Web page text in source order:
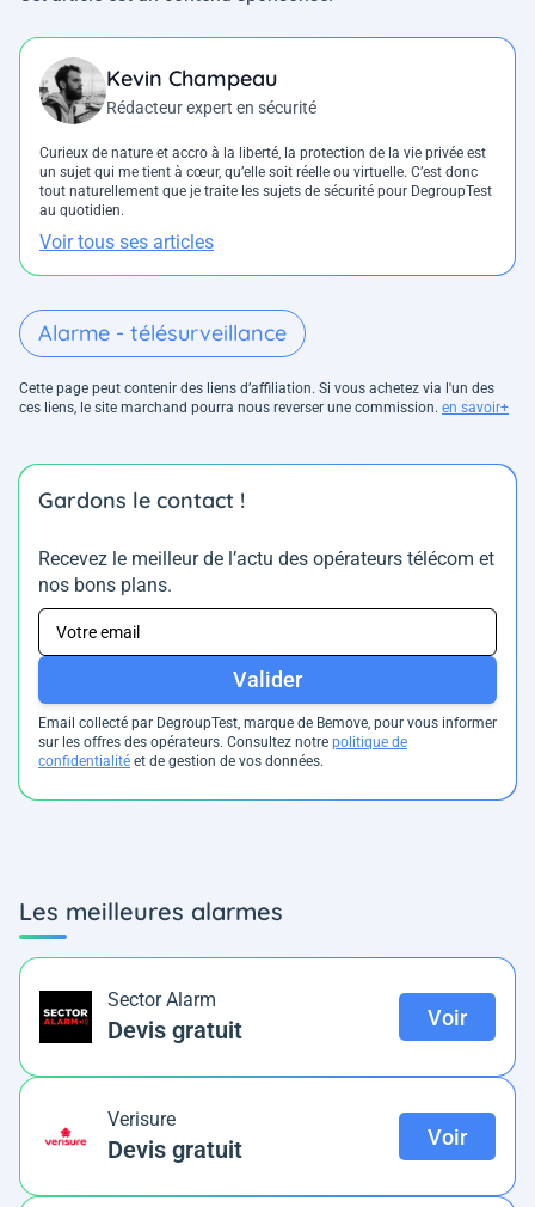
Kevin Champeau
Rédacteur expert en sécurité
Curieux de nature et accro à la liberté, la protection de la vie privée est
un sujet qui me tient à cœur, qu’elle soit réelle ou virtuelle. C’est donc
tout naturellement que je traite les sujets de sécurité pour DegroupTest
au quotidien.
Voir tous ses articles
Alarme - télésurveillance
Cette page peut contenir des liens d’affiliation. Si vous achetez via l'un des
ces liens, le site marchand pourra nous reverser une commission. en savoir+
Gardons le contact !
Recevez le meilleur de l’actu des opérateurs télécom et
nos bons plans.
Valider
Email collecté par DegroupTest, marque de Bemove, pour vous informer
sur les offres des opérateurs. Consultez notre politique de
confidentialité et de gestion de vos données.
Les meilleures alarmes
Sector Alarm
Devis gratuit Voir
Verisure
Devis gratuit Voir